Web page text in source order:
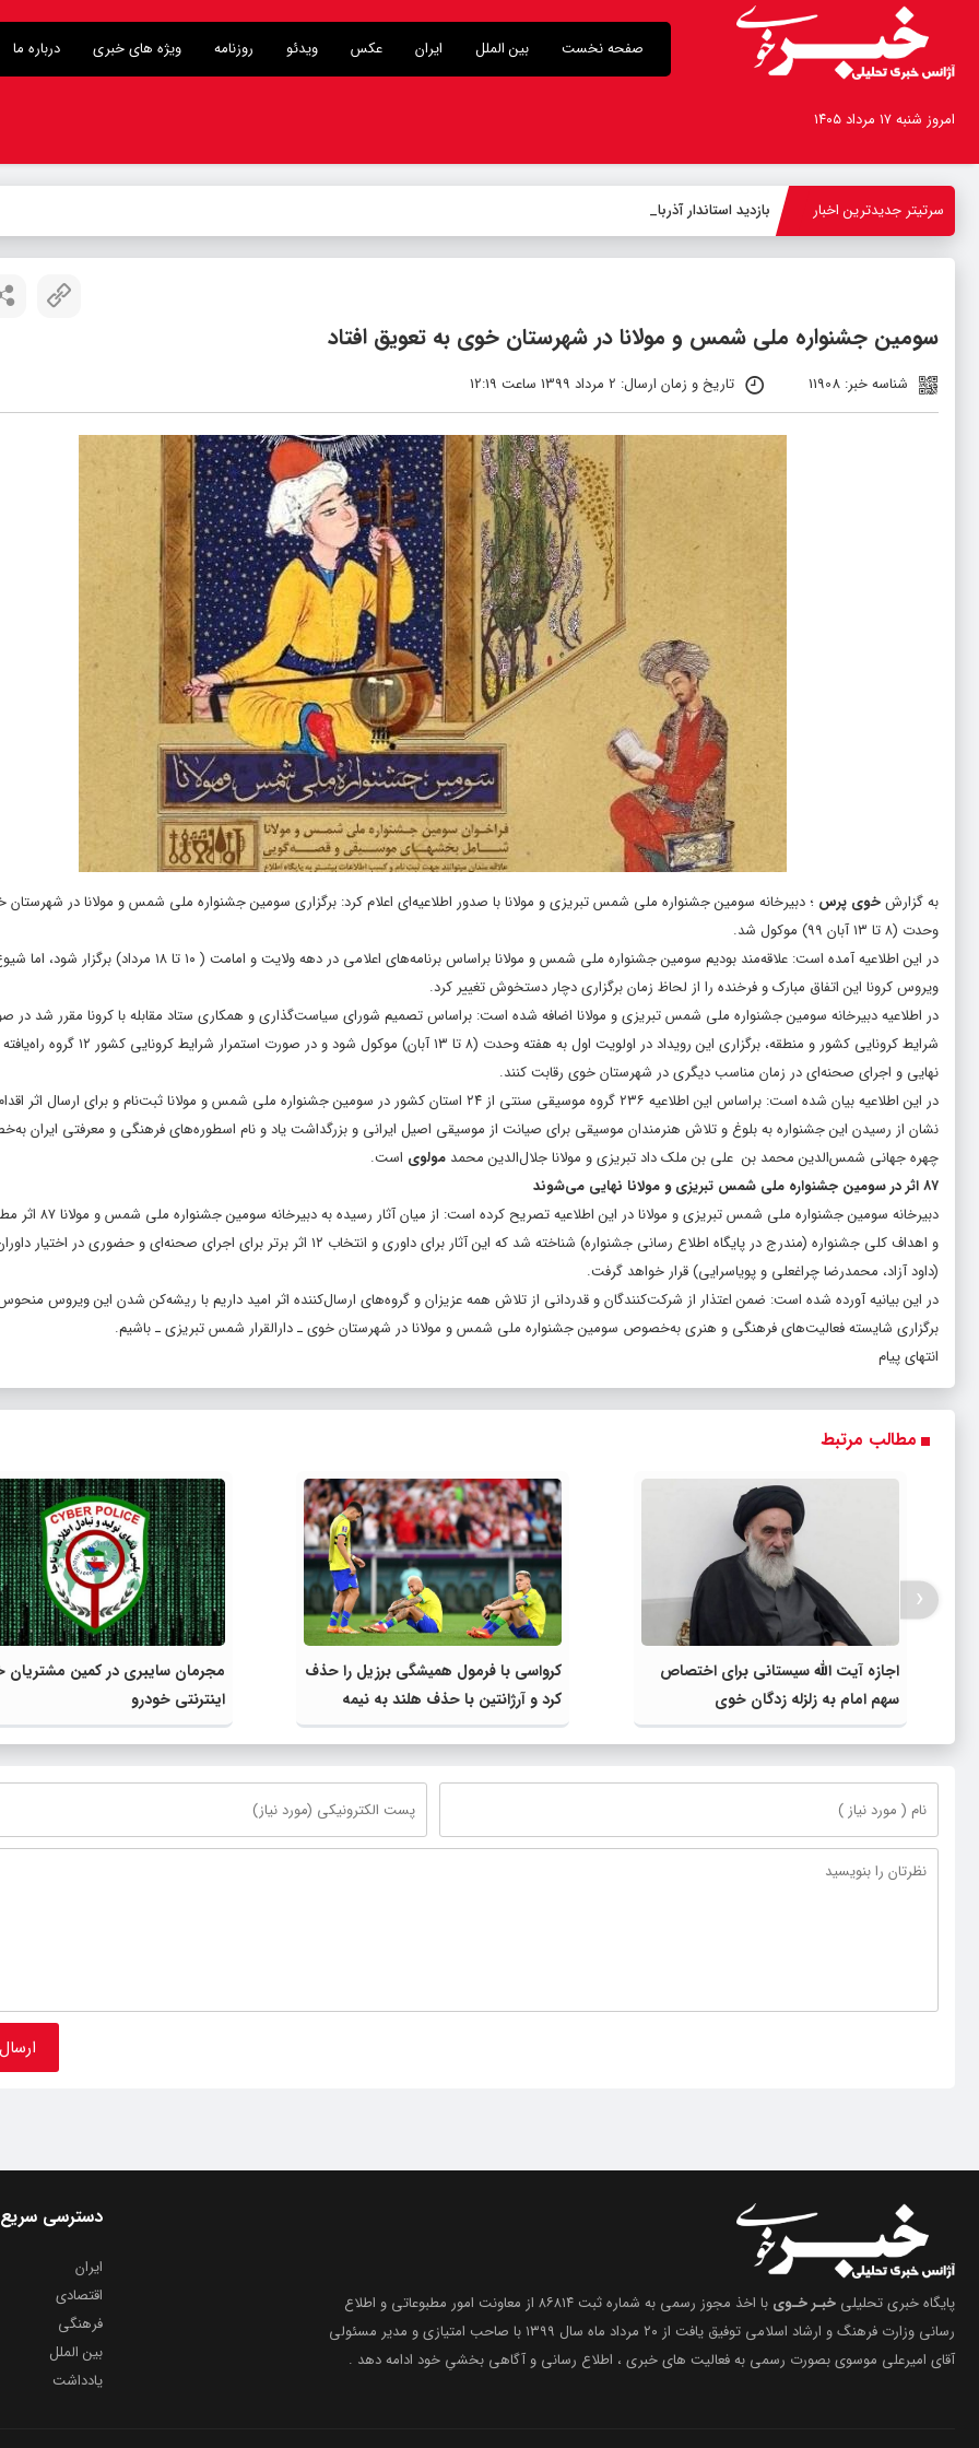
صفحه نخست بین الملل ایران عکس ویدئو روزنامه ویژه های خبری درباره ما
امروز شنبه ۱۷ مرداد ۱۴۰۵
سرتیتر جدیدترین اخبار بازدید استاندار آذربایجان‌غربی ا
سومین جشنواره ملی شمس و مولانا در شهرستان خوی به تعویق افتاد
شناسه خبر: 11908 تاریخ و زمان ارسال: 2 مرداد 1399 ساعت 12:19
به گزارشخوی پرس ؛ دبیرخانه سومین جشنواره ملی شمس تبریزی و مولانا با صدور اطلاعیه‌ای اعلام کرد: برگزاری سومین جشنواره ملی شمس و مولانا در
وحدت (۸ تا ۱۳ آبان ۹۹) موکول شد.
در این اطلاعیه آمده است: علاقه‌مند بودیم سومین جشنواره ملی شمس و مولانا براساس برنامه‌های اعلامی در دهه ولایت و امامت ( ۱۰
ویروس کرونا این اتفاق مبارک و فرخنده را از لحاظ زمان برگزاری دچار دستخوش تغییر کرد.
در اطلاعیه دبیرخانه سومین جشنواره ملی شمس تبریزی و مولانا اضافه شده است: براساس تصمیم شورای سیاست‌گذاری و همکاری ستاد مقابله با کرونا مقرر شد در
شرایط کرونایی کشور و منطقه، برگزاری این رویداد در اولویت اول به هفته وحدت (۸ تا ۱۳ آبان)
نهایی و اجرای صحنه‌ای در زمان مناسب دیگری در شهرستان خوی رقابت کنند.
در این اطلاعیه بیان شده است: براساس این اطلاعیه ۲۳۶ گروه موسیقی سنتی از ۲۴ استان کشور در سومین جشنواره ملی شمس و مولانا ثبت‌نام و برای ارسال
نشان از رسیدن این جشنواره به بلوغ و تلاش هنرمندان موسیقی برای صیانت از موسیقی اصیل ایرانی و بزرگداشت یاد و نام اسطوره‌های فرهنگی و معرفتی ایران
چهره جهانی شمس‌الدین محمد بن علی بن ملک داد تبریزی و مولانا جلال‌الدین محمد مولوی است.
۸۷ اثر در سومین جشنواره ملی شمس تبریزی و مولانا نهایی می‌شوند
دبیرخانه سومین جشنواره ملی شمس تبریزی و مولانا
و اهداف کلی جشنواره (مندرج در پایگاه اطلاع رسانی جشنواره) شناخته شد که این آثار برای داوری و انتخاب ۱۲ اثر برتر برای اجرای صحنه‌ای و
(داود آزاد، محمدرضا چراغعلی و پویاسرایی) قرار خواهد گرفت.
در این بیانیه آورده شده است: ضمن اعتذار از شرکت‌کنندگان و قدردانی از تلاش همه عزیزان و گروه‌های ارسال‌کننده اثر امید داریم با ریشه‌کن شدن این ویروس
برگزاری شایسته فعالیت‌های فرهنگی و هنری به‌خصوص سومین جشنواره ملی شمس و مولانا در شهرستان خوی ـ دارالقرار شمس تبریزی ـ باشیم.‌
انتهای پیام
مطالب مرتبط
اجازه آیت الله سیستانی برای اختصاص
سهم امام به زلزله زدگان خوی
کرواسی با فرمول همیشگی برزیل را حذف
کرد و آرژانتین با حذف هلند به نیمه
نهایی رسید
مجرمان سایبری در کمین مشتریان
اینترنتی خودرو
‹
پایگاه خبری تحلیلی خبـر خـوی
با اخذ مجوز رسمی به شماره ثبت ۸۶۸۱۴ از معاونت امور مطبوعاتی و اطلاع
رسانی وزارت فرهنگ و ارشاد اسلامی توفیق یافت از ۲۰ مرداد ماه سال ۱۳۹۹ با صاحب امتیازی و مدیر مسئولی
آقای امیرعلی موسوی بصورت رسمی به فعالیت های خبری ، اطلاع رسانی و آگاهی بخشیِ خود ادامه دهد .
دسترسی سریع
ایران
اقتصادی
فرهنگی
بین الملل
یادداشت